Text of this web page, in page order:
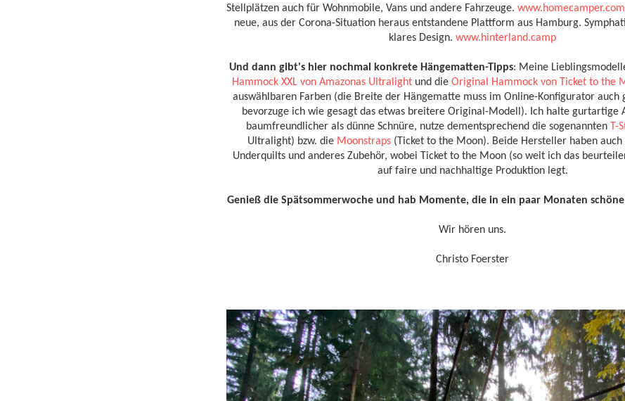
Stellplätzen auch für Wohnmobile, Vans und andere Fahrzeuge. www.homecamper.com
neue, aus der Corona-Situation heraus entstandene Plattform aus Hamburg.
klares Design. www.hinterland.camp
Und dann gibt's hier nochmal konkrete Hängematten-Tipps: Meine
Hammock XXL von Amazonas Ultralightund die Original Hammock von Ticket to the
auswählbaren Farben (die Breite der Hängematte muss im Online-Konfigurator auch
bevorzuge ich wie gesagt das etwas breitere Original-Modell). Ich halte gurtartige
baumfreundlicher als dünne Schnüre, nutze dementsprechend die sogenannten
T-
Ultralight) bzw. die Moonstraps(Ticket to the Moon). Beide Hersteller haben auch
Underquilts und anderes Zubehör, wobei Ticket to the Moon (so weit ich das
auf faire und nachhaltige Produktion legt.
Genieß die Spätsommerwoche und hab Momente, die in ein paar Monaten
Wir hören uns.
Christo Foerster